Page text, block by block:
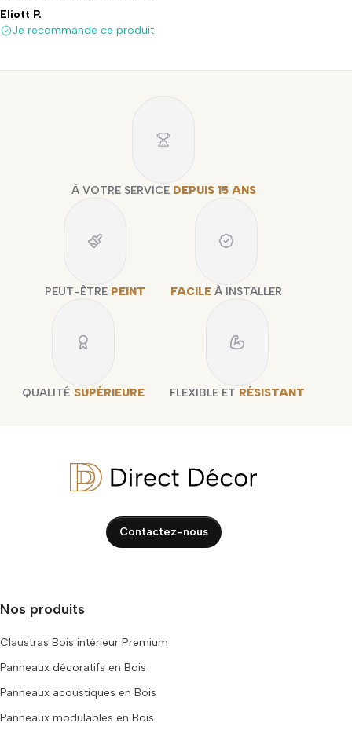
Eliott P.
Je recommande ce produit
À VOTRE SERVICE DEPUIS 15 ANS
PEUT-ÊTRE PEINT FACILE À INSTALLER
QUALITÉ SUPÉRIEURE FLEXIBLE ET RÉSISTANT
Contactez-nous
Nos produits
Claustras Bois intérieur Premium
Panneaux décoratifs en Bois
Panneaux acoustiques en Bois
Panneaux modulables en Bois